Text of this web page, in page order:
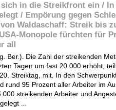
sich in die Streikfront ein /
/ Empörung gegen
Waldaschaff: Streik bis
Monopole fürchten für
all
Ber.). Die Zahl der streikenden
Tagen um fast 20 000 erhöht,
Streiktag, mit. In den
rund 95 Prozent aller Arbeiter im
000 streikenden Arbeiter und
...